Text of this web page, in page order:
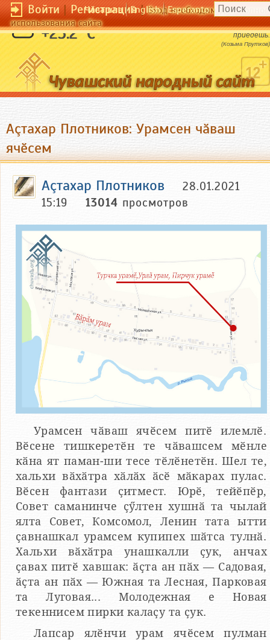
Войти|Регистрация|Вход необходим для
использования сайта
Чӑвашла English Esperanto
+25.2 °C
Чем скорее поедешь, тем скорее
приедешь.
(Козьма Прутков)
Аçтахар Плотников: Урамсен чӑваш
ячӗсем
Аçтахар Плотников
28.01.2021
15:19
13014 просмотров
Урамсен чӑваш ячӗсем питӗ илемлӗ.
Вӗсене тишкеретӗн те чӑвашсем мӗнле
кӑна ят паман-ши тесе тӗлӗнетӗн. Шел те,
хальхи вӑхӑтра хӑлӑх ӑсӗ мӑкарах пулас.
Вӗсен фантази ҫитмест. Юрӗ, тейӗпӗр,
Совет саманинче ҫӳлтен хушнӑ та чылай
ялта Совет, Комсомол, Ленин тата ытти
ҫавнашкал урамсем купипех шӑтса тулнӑ.
Хальхи вӑхӑтра унашкалли ҫук, анчах
ҫавах питӗ хавшак: ӑҫта ан пӑх — Садовая,
ӑҫта ан пӑх — Южная та Лесная, Парковая
та Луговая... Молодежная е Новая
текеннисем пирки калаҫу та ҫук.
Лапсар ялӗнчи урам ячӗсем пулман